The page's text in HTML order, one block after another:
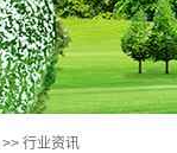
>> 行业资讯